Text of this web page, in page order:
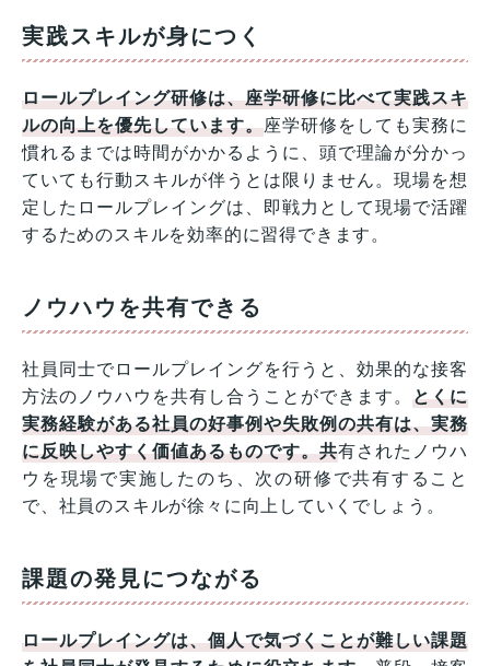
実践スキルが身につく
ロールプレイング研修は、座学研修に比べて実践スキ
ルの向上を優先しています。座学研修をしても実務に
慣れるまでは時間がかかるように、頭で理論が分かっ
ていても行動スキルが伴うとは限りません。現場を想
定したロールプレイングは、即戦力として現場で活躍
するためのスキルを効率的に習得できます。
ノウハウを共有できる
社員同士でロールプレイングを行うと、効果的な接客
方法のノウハウを共有し合うことができます。とくに
実務経験がある社員の好事例や失敗例の共有は、実務
に反映しやすく価値あるものです。共有されたノウハ
ウを現場で実施したのち、次の研修で共有すること
で、社員のスキルが徐々に向上していくでしょう。
課題の発見につながる
ロールプレイングは、個人で気づくことが難しい課題